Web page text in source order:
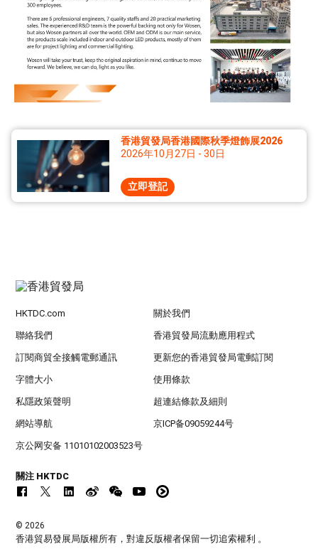
香港貿發局香港國際秋季燈飾展2026
2026年10月27日 - 30日
立即登記
HKTDC.com 關於我們
聯絡我們 香港貿發局流動應用程式
訂閱商貿全接觸電郵通訊 更新您的香港貿發局電郵訂閱
字體大小 使用條款
私隱政策聲明 超連結條款及細則
網站導航 京ICP备09059244号
京公网安备 11010102003523号
關注 HKTDC
© 2026
香港貿易發展局版權所有，對違反版權者保留一切追索權利 。